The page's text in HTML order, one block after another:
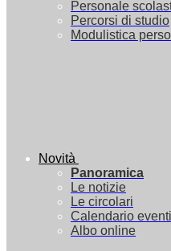
Personale
Percorsi di studio
Modulistica
Novità
Panoramica
Le notizie
Le circolari
Calendario eventi
Albo online